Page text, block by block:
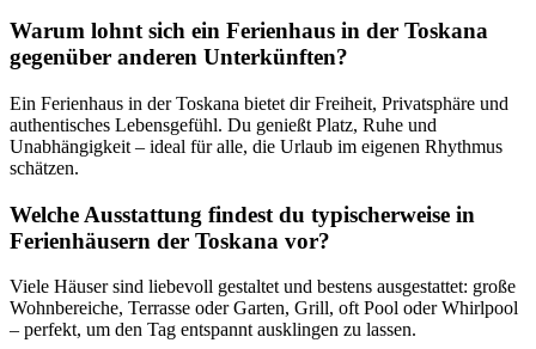
Warum lohnt sich ein Ferienhaus in der Toskana
gegenüber anderen Unterkünften?
Ein Ferienhaus in der Toskana bietet dir Freiheit, Privatsphäre und
authentisches Lebensgefühl. Du genießt Platz, Ruhe und
Unabhängigkeit – ideal für alle, die Urlaub im eigenen Rhythmus
schätzen.
Welche Ausstattung findest du typischerweise in
Ferienhäusern der Toskana vor?
Viele Häuser sind liebevoll gestaltet und bestens ausgestattet: große
Wohnbereiche, Terrasse oder Garten, Grill, oft Pool oder Whirlpool
– perfekt, um den Tag entspannt ausklingen zu lassen.